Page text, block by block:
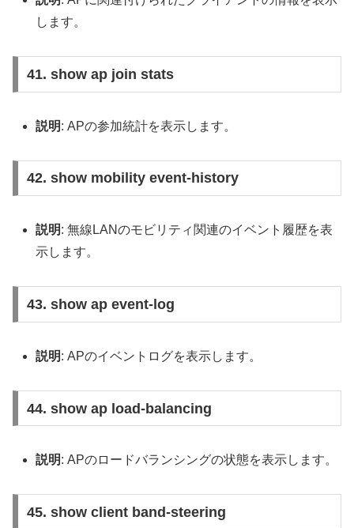
します。
41. show ap join stats
説明: APの参加統計を表示します。
42. show mobility event-history
説明: 無線LANのモビリティ関連のイベント履歴を表
示します。
43. show ap event-log
説明: APのイベントログを表示します。
44. show ap load-balancing
説明: APのロードバランシングの状態を表示します。
45. show client band-steering